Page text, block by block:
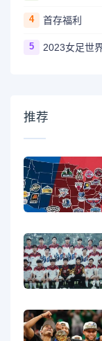
4 首存福利
5
推荐